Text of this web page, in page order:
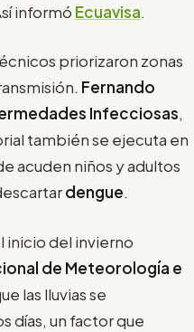
informó Ecuavisa.
priorizaron zonas
Fernando
Infecciosas,
también se ejecuta en
acuden niños y adultos
dengue.
inicio del invierno
de Meteorología e
las lluvias se
días, un factor que